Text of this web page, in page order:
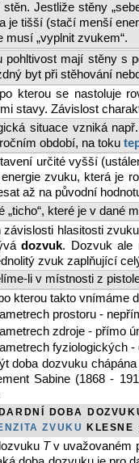
stěn. Jestliže stěny
je tišší (stačí menší
musí „vyplnit zvukem“.
pohltivost mají stěny s
byt při stěhování
kterou se nastoluje
stavy. Závislost
situace vzniká
období, na toku
určité vyšší
zvuku, která je
až na původní
„ticho“, které je v dané
závislosti hlasitosti
dozvuk. Dozvuk ale
zvuk zaplňující
li v místnosti z
kterou takto vnímáme
prostoru -
zdroje - přímo
fyziologických
doba dozvuku
Sabine (1868 -
DOBA
ZVUKU KLESNE
Tv uvažovaném